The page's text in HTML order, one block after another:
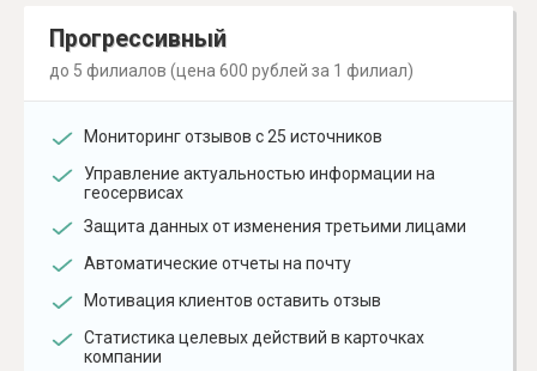
Прогрессивный
до 5 филиалов (цена 600 рублей за 1 филиал)
Мониторинг отзывов с 25 источников
Управление актуальностью информации на
геосервисах
Защита данных от изменения третьими лицами
Автоматические отчеты на почту
Мотивация клиентов оставить отзыв
Статистика целевых действий в карточках
компании